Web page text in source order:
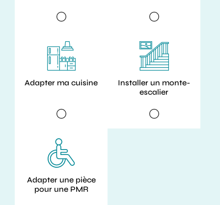
Adapter ma cuisine
Installer un monte-
escalier
Adapter une pièce
pour une PMR